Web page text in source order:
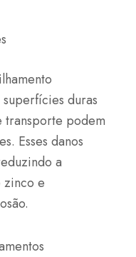
duras
transporte podem
Esses danos
a
zinco e